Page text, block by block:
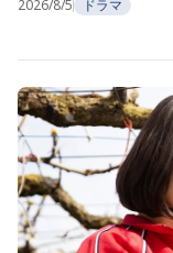
2026/8/5 ドラマ